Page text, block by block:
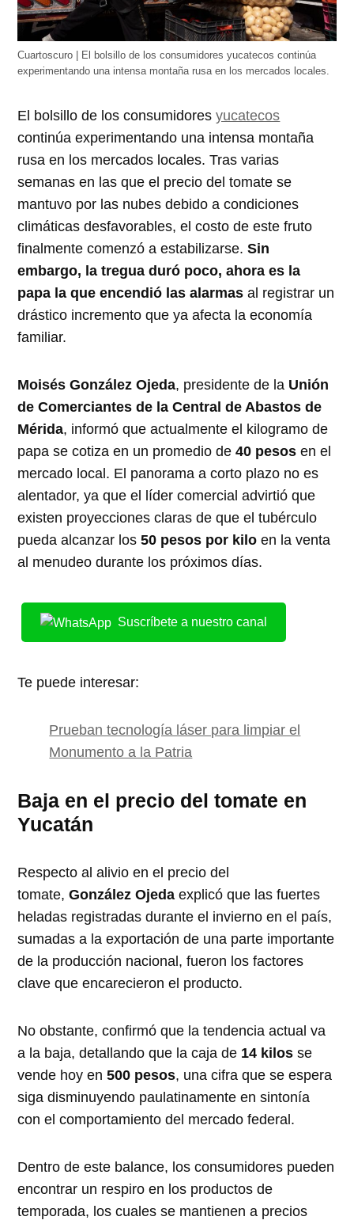
Cuartoscuro | El bolsillo de los consumidores yucatecos continúa
experimentando una intensa montaña rusa en los mercados locales.
El bolsillo de los consumidoresyucatecos
continúa experimentando una intensa montaña
rusa en los mercados locales. Tras varias
semanas en las que el precio del tomate se
mantuvo por las nubes debido a condiciones
climáticas desfavorables, el costo de este fruto
finalmente comenzó a estabilizarse.Sin
embargo, la tregua duró poco, ahora es la
papa la que encendió las alarmas al registrar un
drástico incremento que ya afecta la economía
familiar.
Moisés González Ojeda, presidente de la Unión
de Comerciantes de la Central de Abastos de
Mérida, informó que actualmente el kilogramo de
papa se cotiza en un promedio de40 pesos en el
mercado local. El panorama a corto plazo no es
alentador, ya que el líder comercial advirtió que
existen proyecciones claras de que el tubérculo
pueda alcanzar los50 pesos por kilo en la venta
al menudeo durante los próximos días.
Suscríbete a nuestro canal
Te puede interesar:
Prueban tecnología láser para limpiar el
Monumento a la Patria
Baja en el precio del tomate en
Yucatán
Respecto al alivio en el precio del
tomate,González Ojeda explicó que las fuertes
heladas registradas durante el invierno en el país,
sumadas a la exportación de una parte importante
de la producción nacional, fueron los factores
clave que encarecieron el producto.
No obstante, confirmó que la tendencia actual va
a la baja, detallando que la caja de 14 kilos se
vende hoy en500 pesos, una cifra que se espera
siga disminuyendo paulatinamente en sintonía
con el comportamiento del mercado federal.
Dentro de este balance, los consumidores pueden
encontrar un respiro en los productos de
temporada, los cuales se mantienen a precios